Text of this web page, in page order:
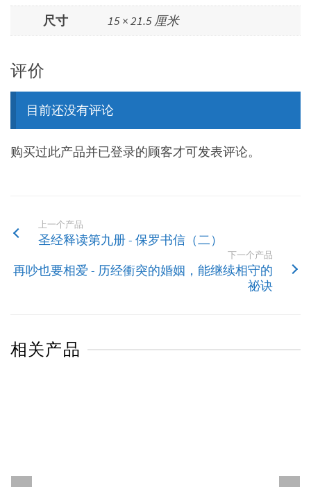
尺寸 15 × 21.5 厘米
评价
目前还没有评论
购买过此产品并已登录的顾客才可发表评论。
上一个产品
圣经释读第九册 - 保罗书信（二）
下一个产品
再吵也要相爱 - 历经衝突的婚姻，能继续相守的
祕诀
相关产品